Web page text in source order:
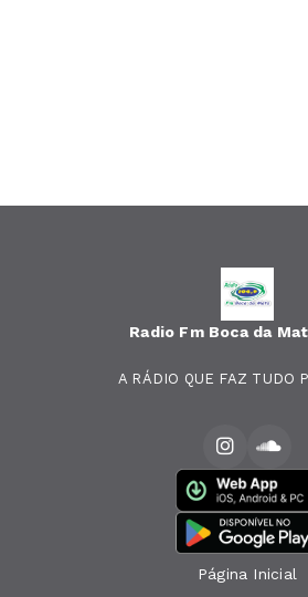
Radio Fm Boca da
A RÁDIO QUE FAZ TUDO
Página Inicial